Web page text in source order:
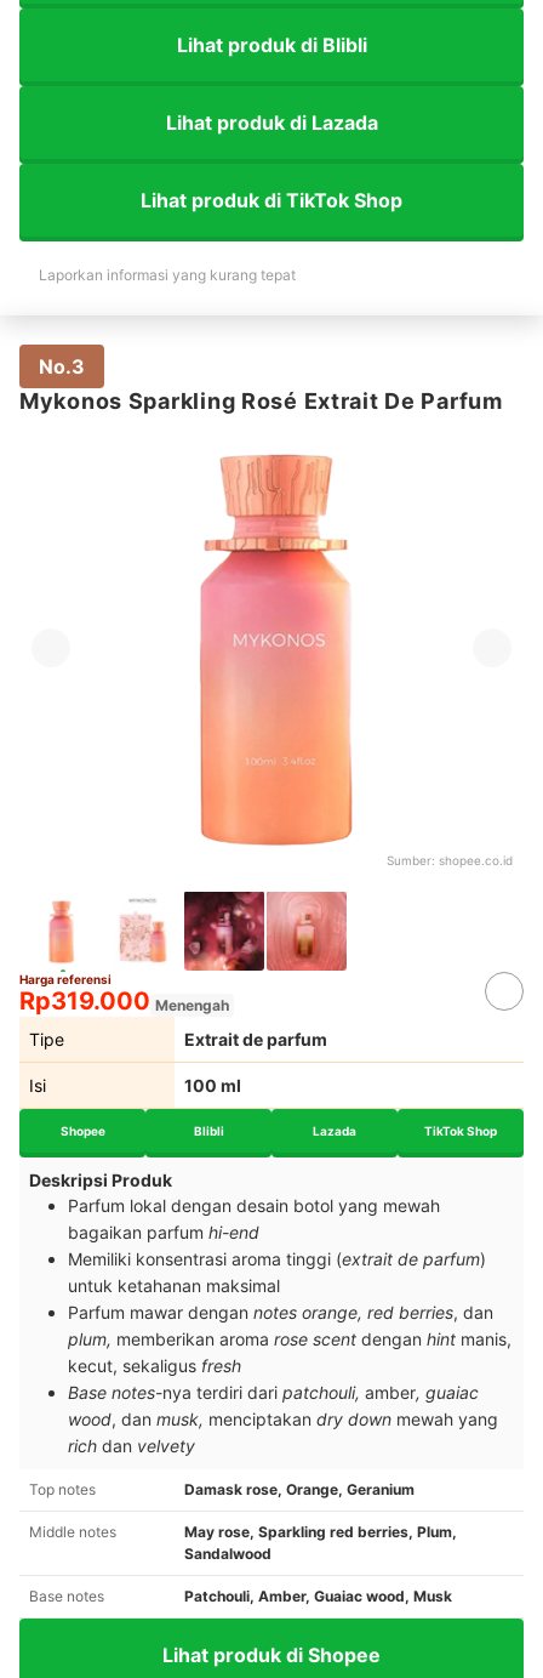
Lihat produk di Blibli
Lihat produk di Lazada
Lihat produk di TikTok Shop
Laporkan informasi yang kurang tepat
No.3
Mykonos Sparkling Rosé Extrait De Parfum
Sumber: shopee.co.id
Harga referensi
Rp319.000 Menengah
Tipe Extrait de parfum
Isi 100 ml
Shopee Blibli Lazada TikTok Shop
Deskripsi Produk
Parfum lokal dengan desain botol yang mewah
bagaikan parfum hi-end
Memiliki konsentrasi aroma tinggi (extrait de parfum)
untuk ketahanan maksimal
Parfum mawar dengan notes orange, red berries, dan
plum, memberikan aroma rose scent dengan hint manis,
kecut, sekaligus fresh
Base notes-nya terdiri dari patchouli, amber, guaiac
wood, dan musk, menciptakan dry down mewah yang
rich dan velvety
Top notes Damask rose, Orange, Geranium
Middle notes
May rose, Sparkling red berries, Plum,
Sandalwood
Base notes Patchouli, Amber, Guaiac wood, Musk
Lihat produk di Shopee